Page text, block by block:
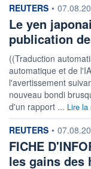
information fournie
REUTERS •
Le yen
publication
((Traduction
automatique et de
l'avertissement
nouveau bondi
d'un rapport ... Lire la
information fournie
REUTERS •
FICHE
les gains des